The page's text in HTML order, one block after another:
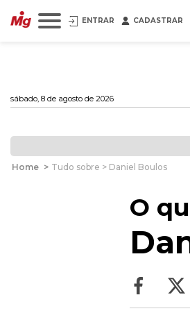
ENTRAR CADASTRAR
sábado, 8 de agosto de 2026
Home > Tudo sobre > Daniel Boulos
O